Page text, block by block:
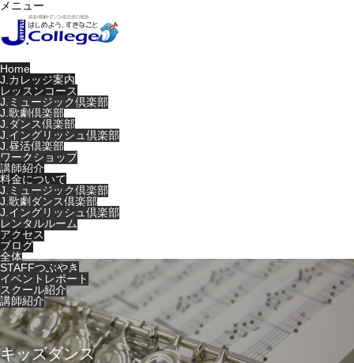
メニュー
Home
J.カレッジ案内
レッスンコース
J.ミュージック倶楽部
J.歌劇倶楽部
J.ダンス倶楽部
J.イングリッシュ倶楽部
J.昼活倶楽部
ワークショップ
講師紹介
料金について
J.ミュージック倶楽部
J.歌劇ダンス倶楽部
J.イングリッシュ倶楽部
レンタルルーム
アクセス
ブログ
全体
STAFFつぶやき
イベントレポート
スクール紹介
講師紹介
キッズダンス